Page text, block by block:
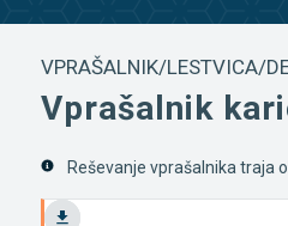
VPRAŠALNIK/LESTVICA/
Vprašalnik
Reševanje vprašalnika traja